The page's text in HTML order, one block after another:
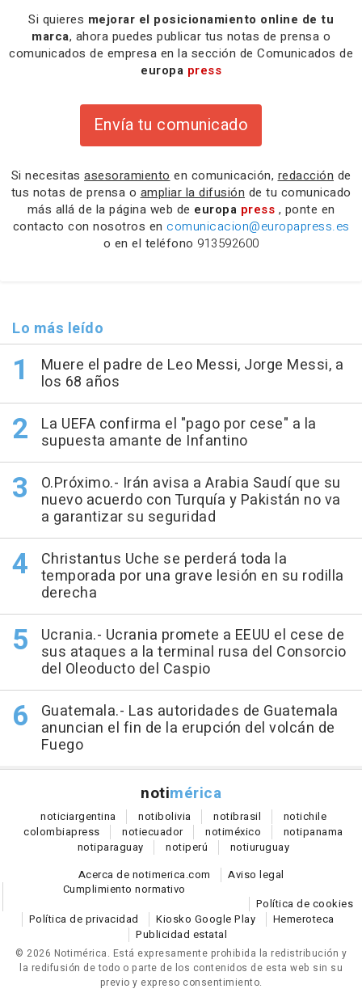
Si quieres mejorar el posicionamiento online de tu
marca, ahora puedes publicar tus notas de prensa o
comunicados de empresa en la sección de Comunicados de
europa press
Envía tu comunicado
Si necesitas asesoramiento en comunicación, redacción de
tus notas de prensa o ampliar la difusión de tu comunicado
más allá de la página web de europa press , ponte en
contacto con nosotros en comunicacion@europapress.es
o en el teléfono 913592600
Lo más leído
Muere el padre de Leo Messi, Jorge Messi, a
los 68 años
La UEFA confirma el "pago por cese" a la
supuesta amante de Infantino
O.Próximo.- Irán avisa a Arabia Saudí que su
nuevo acuerdo con Turquía y Pakistán no va
a garantizar su seguridad
Christantus Uche se perderá toda la
temporada por una grave lesión en su rodilla
derecha
Ucrania.- Ucrania promete a EEUU el cese de
sus ataques a la terminal rusa del Consorcio
del Oleoducto del Caspio
Guatemala.- Las autoridades de Guatemala
anuncian el fin de la erupción del volcán de
Fuego
notimérica
noticiargentina notibolivia notibrasil notichile
colombiapress notiecuador notiméxico notipanama
notiparaguay notiperú notiuruguay
Acerca de notimerica.com
Aviso legal
Cumplimiento normativo
Política de cookies
Política de privacidad
Kiosko Google Play
Hemeroteca
Publicidad estatal
© 2026 Notimérica. Está expresamente prohibida la redistribución y
la redifusión de todo o parte de los contenidos de esta web sin su
previo y expreso consentimiento.